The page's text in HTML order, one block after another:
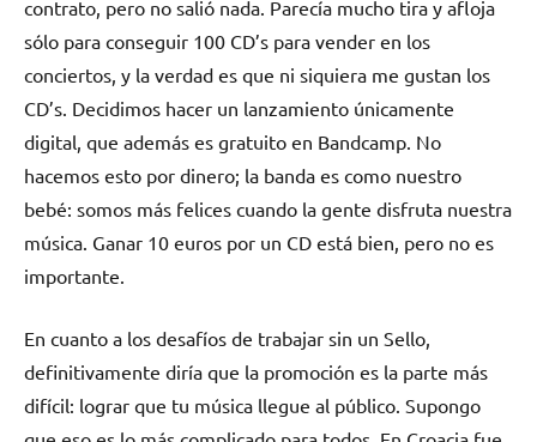
contrato, pero no salió nada. Parecía mucho tira y afloja
sólo para conseguir 100 CD’s para vender en los
conciertos, y la verdad es que ni siquiera me gustan los
CD’s. Decidimos hacer un lanzamiento únicamente
digital, que además es gratuito en Bandcamp. No
hacemos esto por dinero; la banda es como nuestro
bebé: somos más felices cuando la gente disfruta nuestra
música. Ganar 10 euros por un CD está bien, pero no es
importante.
En cuanto a los desafíos de trabajar sin un Sello,
definitivamente diría que la promoción es la parte más
difícil: lograr que tu música llegue al público. Supongo